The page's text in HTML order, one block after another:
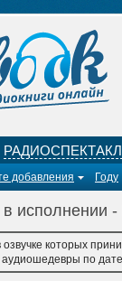
добавления Году
в исполнении
озвучке которых
по